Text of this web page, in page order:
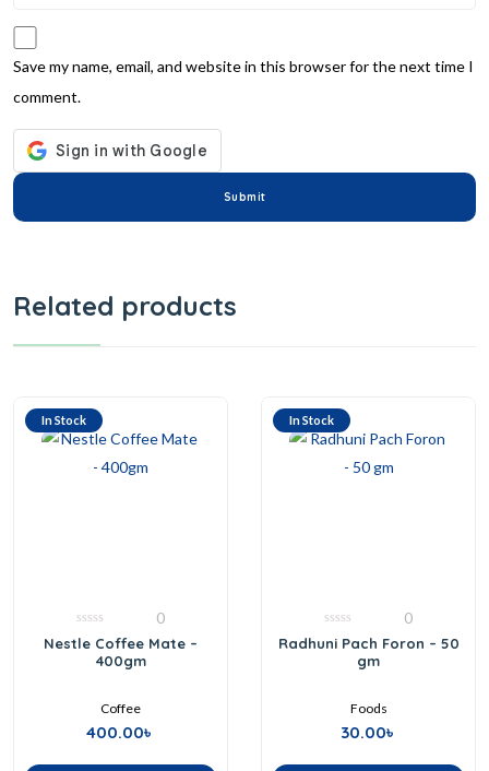
Save my name, email, and website in this browser for the next time I
comment.
Related products
In Stock
0
out
0
Nestle Coffee Mate –
400gm
Coffee
400.00৳
In Stock
out
0
Radhuni Pach Foron – 50
gm
Foods
30.00৳